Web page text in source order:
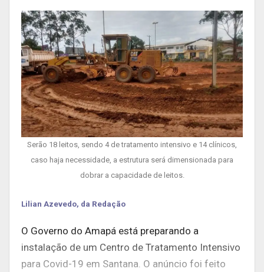
Serão 18 leitos, sendo 4 de tratamento intensivo e 14 clínicos,
caso haja necessidade, a estrutura será dimensionada para
dobrar a capacidade de leitos.
Lilian Azevedo, da Redação
O Governo do Amapá está preparando a
instalação de um Centro de Tratamento Intensivo
para Covid-19 em Santana. O anúncio foi feito